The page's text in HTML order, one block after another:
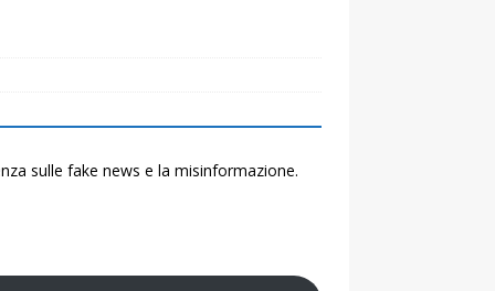
sulle fake news e la misinformazione.